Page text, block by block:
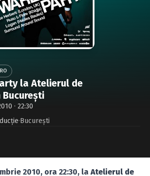
la Atelierul de
· 22:30
·Bucureşti
2010, ora 22:30, laAtelierul de